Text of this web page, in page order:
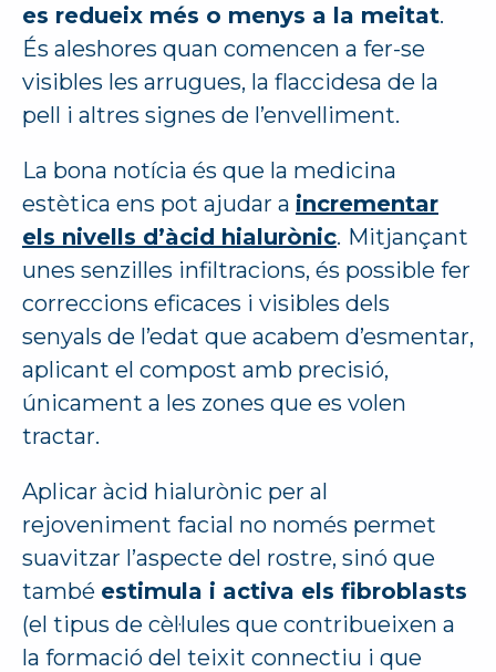
es redueix més o menys a la meitat.
És aleshores quan comencen a fer-se
visibles les arrugues, la flaccidesa de la
pell i altres signes de l’envelliment.
La bona notícia és que la medicina
estètica ens pot ajudar a incrementar
els nivells d’àcid hialurònic. Mitjançant
unes senzilles infiltracions, és possible fer
correccions eficaces i visibles dels
senyals de l’edat que acabem d’esmentar,
aplicant el compost amb precisió,
únicament a les zones que es volen
tractar.
Aplicar àcid hialurònic per al
rejoveniment facial no només permet
suavitzar l’aspecte del rostre, sinó que
també estimula i activa els fibroblasts
(el tipus de cèl·lules que contribueixen a
la formació del teixit connectiu i que